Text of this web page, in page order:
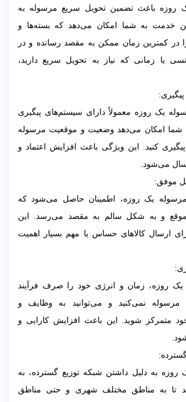
روزه باعث تضمین تحویل سریع مرسوله به
خدمت به شما امکان می‌دهد که بسته‌ها و
در کمترین زمان ممکن به مقصد رسانده و در
یا زمانی که نیاز به تحویل سریع دارید،
یک روزه معمولاً دارای سیستم‌های پیگیری
به شما امکان می‌دهد وضعیت و موقعیت مرسوله
کنید. این ویژگی باعث افزایش اعتماد و
می‌شود.
مرسوله یک روزه، اطمینان حاصل می‌شود که
و به شکل سالم به مقصد می‌رسد. این
ارسال کالاهای حساس یا مهم بسیار اهمیت
یک روزه، زمان و انرژی خود را صرف فرآیند
مرسوله نمی‌کنید و می‌توانید به وظایف و
متمرکز شوید. این باعث افزایش کارایی و
روزه به دلیل داشتن شبکه توزیع گسترده، به
تا به مناطق مختلف شهری و حتی مناطق